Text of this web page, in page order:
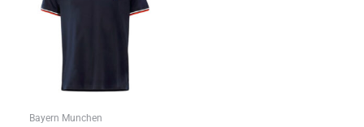
Bayern Munchen
meerdere